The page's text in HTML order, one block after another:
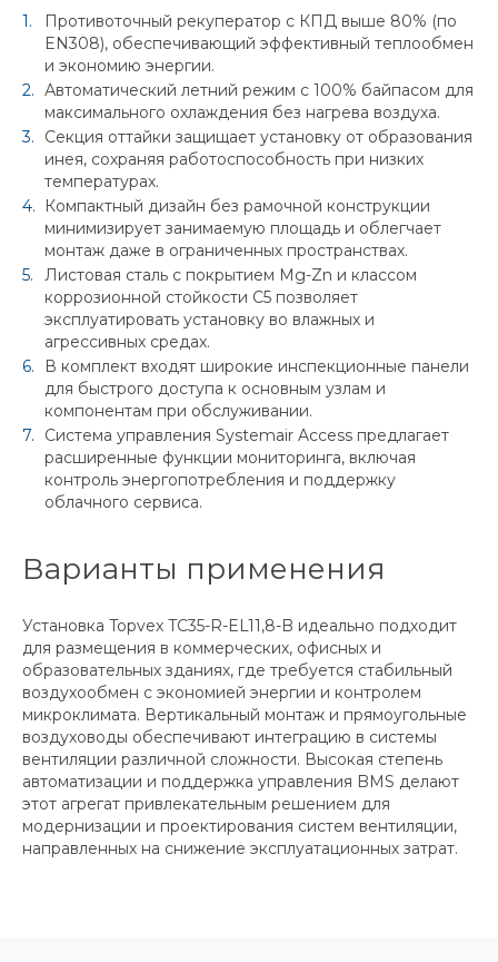
Противоточный рекуператор с КПД выше 80% (по
EN308), обеспечивающий эффективный теплообмен
и экономию энергии.
Автоматический летний режим с 100% байпасом для
максимального охлаждения без нагрева воздуха.
Секция оттайки защищает установку от образования
инея, сохраняя работоспособность при низких
температурах.
Компактный дизайн без рамочной конструкции
минимизирует занимаемую площадь и облегчает
монтаж даже в ограниченных пространствах.
Листовая сталь с покрытием Mg-Zn и классом
коррозионной стойкости C5 позволяет
эксплуатировать установку во влажных и
агрессивных средах.
В комплект входят широкие инспекционные панели
для быстрого доступа к основным узлам и
компонентам при обслуживании.
Система управления Systemair Access предлагает
расширенные функции мониторинга, включая
контроль энергопотребления и поддержку
облачного сервиса.
Варианты применения
Установка Topvex TC35-R-EL11,8-B идеально подходит
для размещения в коммерческих, офисных и
образовательных зданиях, где требуется стабильный
воздухообмен с экономией энергии и контролем
микроклимата. Вертикальный монтаж и прямоугольные
воздуховоды обеспечивают интеграцию в системы
вентиляции различной сложности. Высокая степень
автоматизации и поддержка управления BMS делают
этот агрегат привлекательным решением для
модернизации и проектирования систем вентиляции,
направленных на снижение эксплуатационных затрат.